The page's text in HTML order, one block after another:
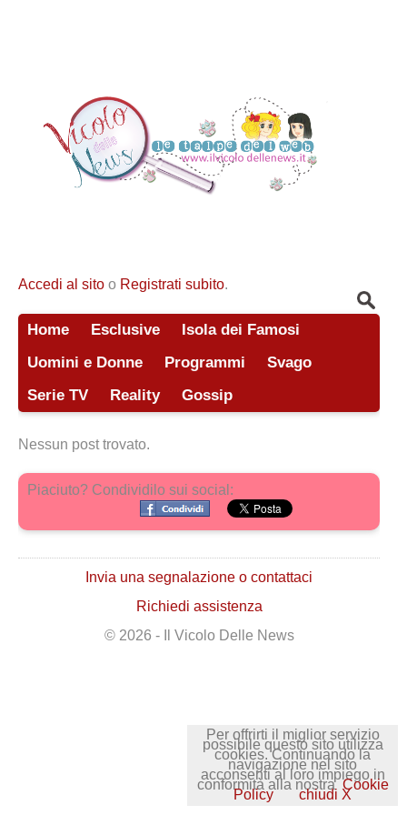
Accedi al sito o Registrati subito.
Home Esclusive
Isola dei Famosi
Uomini e Donne
Programmi
Svago
Serie TV
Reality Gossip
Nessun post trovato.
Piaciuto? Condividilo sui social:
Invia una segnalazione o contattaci
Richiedi assistenza
© 2026 - Il Vicolo Delle News
Per offrirti il miglior servizio
possibile questo sito utilizza
cookies. Continuando la
navigazione nel sito
acconsenti al loro impiego in
conformità alla nostra Cookie
Policy chiudi X